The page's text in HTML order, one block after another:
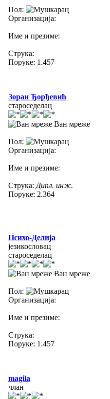
Пол:
Организација:
Име и презиме:
Струка:
Поруке: 1.457
Зоран Ђорђевић
староседелац
Ван мреже
Пол:
Организација:
Име и презиме:
Струка: Дипл. инж.
Поруке: 2.364
Психо-Делија
језикословац
староседелац
Ван мреже
Пол:
Организација:
Име и презиме:
Струка:
Поруке: 1.457
magila
члан